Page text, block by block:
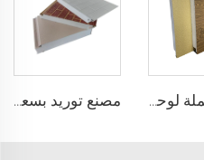
سعر الجملة لوحة EPS الرغوية سماكة 50 مم للخارج معزولة لوحات جدارية رغوية خفيفة الوزن مريحة وقابلة للتخصيص مصنع توريد بسعر جذاب لوحة جدارية مركبة eps مقاومة للحريق لوحة رغوة البوليسترين eps سميكة 100 مم